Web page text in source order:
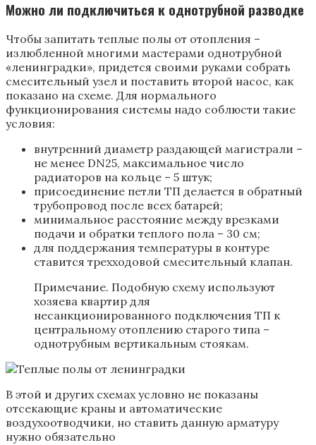
Можно ли подключиться к однотрубной разводке
Чтобы запитать теплые полы от отопления –
излюбленной многими мастерами однотрубной
«ленинградки», придется своими руками собрать
смесительный узел и поставить второй насос, как
показано на схеме. Для нормального
функционирования системы надо соблюсти такие
условия:
внутренний диаметр раздающей магистрали –
не менее DN25, максимальное число
радиаторов на кольце – 5 штук;
присоединение петли ТП делается в обратный
трубопровод после всех батарей;
минимальное расстояние между врезками
подачи и обратки теплого пола – 30 см;
для поддержания температуры в контуре
ставится трехходовой смесительный клапан.
Примечание. Подобную схему используют
хозяева квартир для
несанкционированного подключения ТП к
центральному отоплению старого типа –
однотрубным вертикальным стоякам.
В этой и других схемах условно не показаны
отсекающие краны и автоматические
воздухоотводчики, но ставить данную арматуру
нужно обязательно